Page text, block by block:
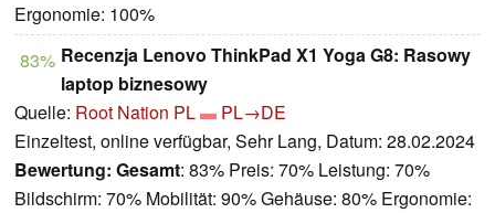
Ergonomie: 100%
83% Recenzja Lenovo ThinkPad X1 Yoga G8: Rasowy
laptop biznesowy
Quelle: Root Nation PL
PL→DE
Einzeltest, online verfügbar, Sehr Lang, Datum: 28.02.2024
Bewertung: Gesamt: 83% Preis: 70% Leistung: 70%
Bildschirm: 70% Mobilität: 90% Gehäuse: 80% Ergonomie: